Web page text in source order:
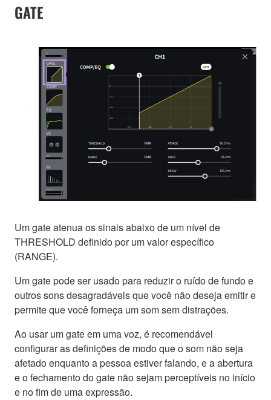
GATE
Um gate atenua os sinais abaixo de um nível de
THRESHOLD definido por um valor específico
(RANGE).
Um gate pode ser usado para reduzir o ruído de fundo e
outros sons desagradáveis que você não deseja emitir e
permite que você forneça um som sem distrações.
Ao usar um gate em uma voz, é recomendável
configurar as definições de modo que o som não seja
afetado enquanto a pessoa estiver falando, e a abertura
e o fechamento do gate não sejam perceptíveis no início
e no fim de uma expressão.